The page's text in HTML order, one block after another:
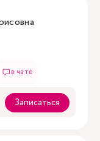
в чате
Записаться